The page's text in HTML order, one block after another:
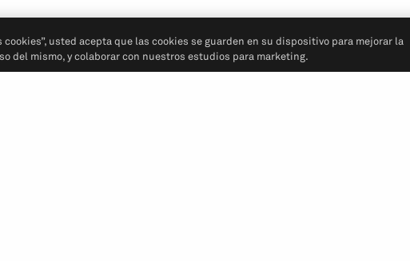
usted acepta que las cookies se guarden en su dispositivo para mejorar la
del mismo, y colaborar con nuestros estudios para marketing.